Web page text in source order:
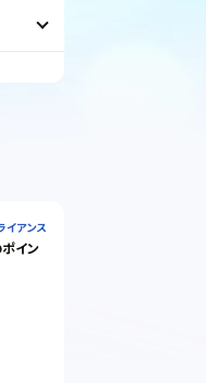
イアンス
イン